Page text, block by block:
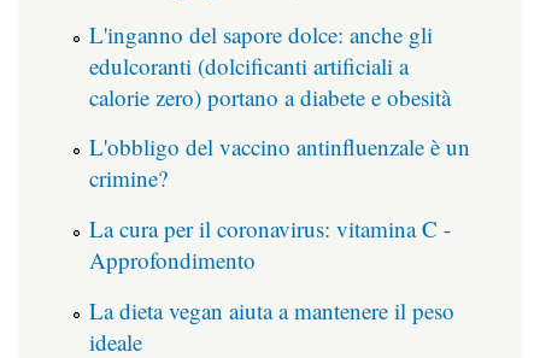
L'inganno del sapore dolce: anche gli
edulcoranti (dolcificanti artificiali a
calorie zero) portano a diabete e obesità
L'obbligo del vaccino antinfluenzale è un
crimine?
La cura per il coronavirus: vitamina C -
Approfondimento
La dieta vegan aiuta a mantenere il peso
ideale